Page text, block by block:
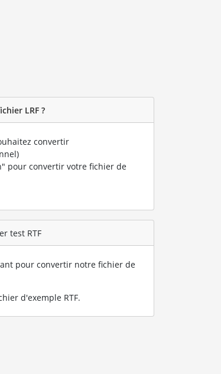
LRF ?
convertir
pour convertir votre fichier de
test RTF
pour convertir notre fichier de
d'exemple RTF.